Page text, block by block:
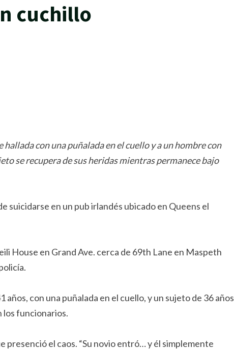
cuchillo
con una puñalada en el cuello y a un hombre con
se recupera de sus heridas mientras permanece bajo
suicidarse en un pub irlandés ubicado en Queens el
House en Grand Ave. cerca de 69th Lane en Maspeth
con una puñalada en el cuello, y un sujeto de 36
los funcionarios.
presenció el caos. “Su novio entró… y él simplemente